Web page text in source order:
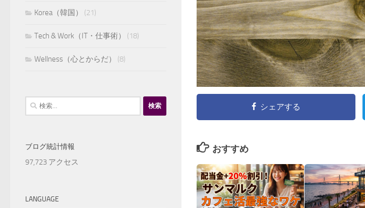
シェアする
おすすめ
Korea（韓国） (21)
Tech & Work（IT・仕事術） (18)
Wellness（心とからだ） (8)
検
索:
ブログ統計情報
97,723 アクセス
LANGUAGE